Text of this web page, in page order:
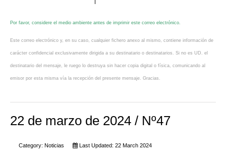
Por favor, considere el medio ambiente antes de imprimir este correo electrónico.
Este correo electrónico y, en su caso, cualquier fichero anexo al mismo, contiene información de
carácter confidencial exclusivamente dirigida a su destinatario o destinatarios. Si no es UD. el
destinatario del mensaje, le ruego lo destruya sin hacer copia digital o física, comunicando al
emisor por esta misma vía la recepción del presente mensaje. Gracias.
22 de marzo de 2024 / Nº47
Category: Noticias Last Updated: 22 March 2024